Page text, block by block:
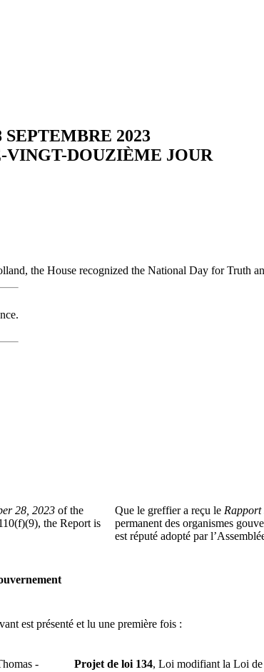
SEPTEMBRE 2023
VINGT-DOUZIÈME JOUR
the House recognized the National Day for Truth
28, 2023 of the
the Report is
Que le greffier a reçu le Rapport
permanent des organismes
est réputé adopté par
est présenté et lu une première fois :
-
Projet de loi 134, Loi modifiant la Loi de